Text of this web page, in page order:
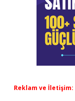
Reklam ve İletişim: